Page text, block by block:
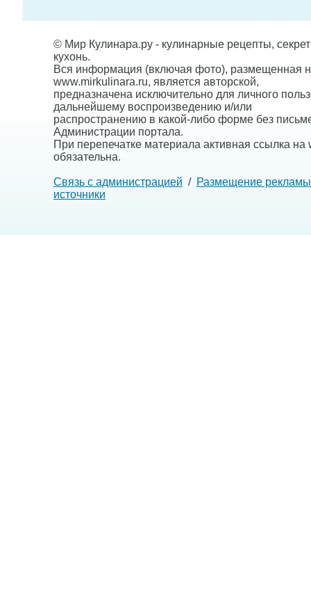
© Мир Кулинара.ру - кулинарные рецепты,
кухонь.
Вся информация (включая фото), размещенная
www.mirkulinara.ru, является авторской,
предназначена исключительно для личного
дальнейшему воспроизведению и/или
распространению в какой-либо форме без
Администрации портала.
При перепечатке материала активная ссылка на
обязательна.
Связь с администрацией / Размещение рекламы
источники